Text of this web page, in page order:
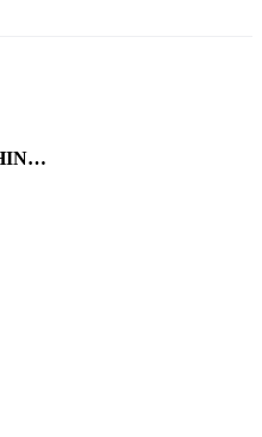
MACAO MACHINERY S.R.L.